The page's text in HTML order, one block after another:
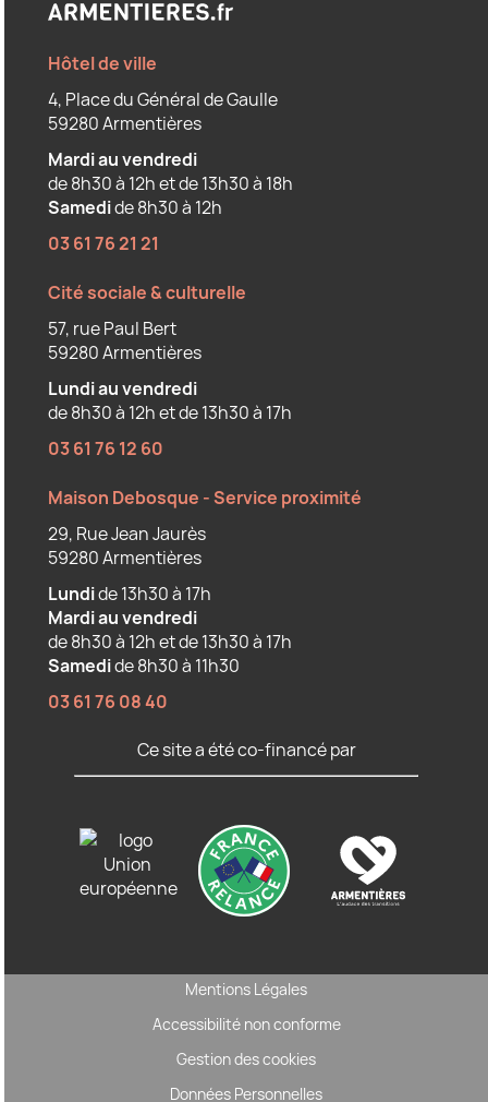
Hôtel de ville
4, Place du Général de Gaulle
59280 Armentières
Mardi au vendredi
de 8h30 à 12h et de 13h30 à 18h
Samedide 8h30 à 12h
03 61 76 21 21
Cité sociale & culturelle
57, rue Paul Bert
59280 Armentières
Lundi au vendredi
de 8h30 à 12h et de 13h30 à 17h
03 61 76 12 60
Maison Debosque - Service proximité
29, Rue Jean Jaurès
59280 Armentières
Lundide 13h30 à 17h
Mardi au vendredi
de 8h30 à 12h et de 13h30 à 17h
Samedide 8h30 à 11h30
03 61 76 08 40
Ce site a été co-financé par
Mentions Légales
Accessibilité non conforme
Gestion des cookies
Données Personnelles